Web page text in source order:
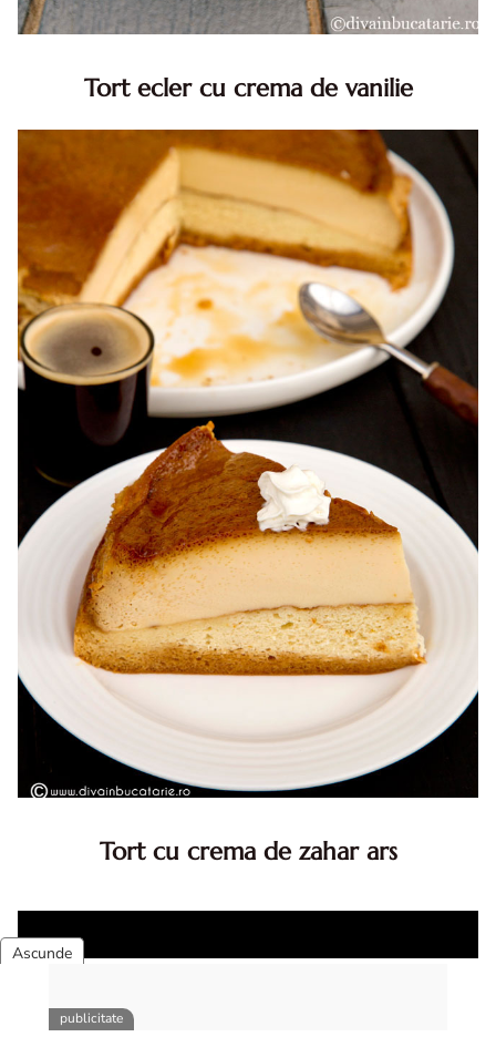
Tort ecler cu crema de vanilie
Reteta tort ecler. Tort ecler cu crema vanilie. Reteta
Karpatka
Tort cu crema de zahar ars
din acele torturi...